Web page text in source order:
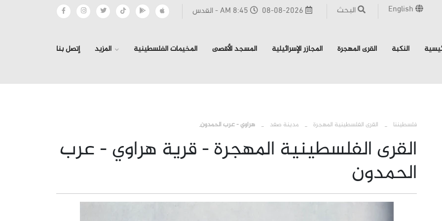
08-08-2026 8:45 AM - القدس البحث
النكبة القرى المهجرة المجازر الإسرائيلية المسجد الأقصى المخيمات الفلسطينية المزيد إتصل بنا
فلسطيننا › القرى الفلسطينية المهجرة مدينة صفد هراوي - عرب الحمدون
القرى الفلسطينية المهجرة - قرية هراوي - عرب
الحمدون